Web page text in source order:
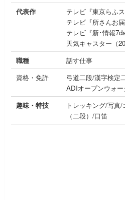
代表作
テレビ『東京らふ
テレビ『所さんお
テレビ『新･情報
天気キャスター（
職種
話す仕事
資格・免許
弓道二段/漢字検定
ADIオープンウォー
趣味・特技
トレッキング/写真
（二段）/口笛